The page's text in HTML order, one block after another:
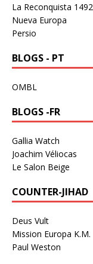
La Reconquista 1492
Nueva Europa
Persio
BLOGS - PT
OMBL
BLOGS -FR
Gallia Watch
Joachim Véliocas
Le Salon Beige
COUNTER-JIHAD
Deus Vult
Mission Europa K.M.
Paul Weston